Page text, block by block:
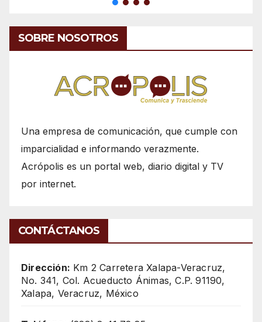
SOBRE NOSOTROS
Una empresa de comunicación, que cumple con
imparcialidad e informando verazmente.
Acrópolis es un portal web, diario digital y TV
por internet.
CONTÁCTANOS
Dirección: Km 2 Carretera Xalapa-Veracruz,
No. 341, Col. Acueducto Ánimas, C.P. 91190,
Xalapa, Veracruz, México